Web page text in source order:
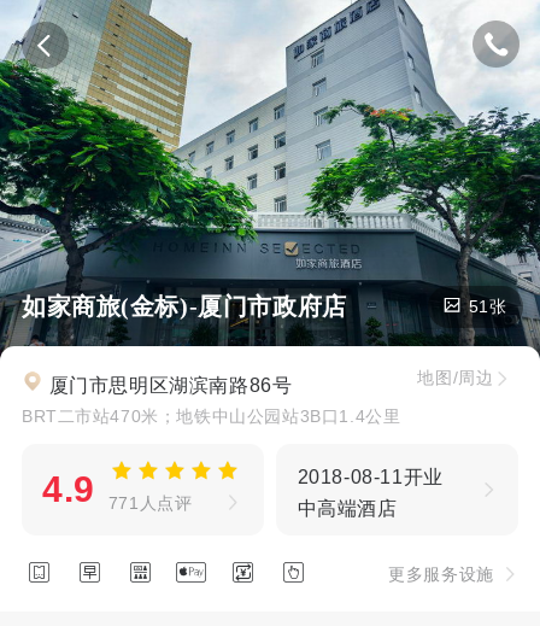
如家商旅(金标)-厦门市政府店 51张
厦门市思明区湖滨南路86号
BRT二市站470米；地铁中山公园站3B口1.4公里
地图/周边
4.9 771人点评
2018-08-11开业
中高端酒店
      更多服务设施